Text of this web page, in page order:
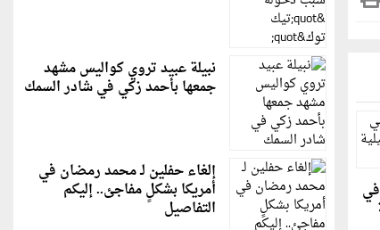
نبيلة عبيد تروي كواليس مشهد
جمعها بأحمد زكي في شادر السمك
إلغاء حفلين لـ محمد رمضان في
أمريكا بشكلٍ مفاجئ.. إليكم
التفاصيل